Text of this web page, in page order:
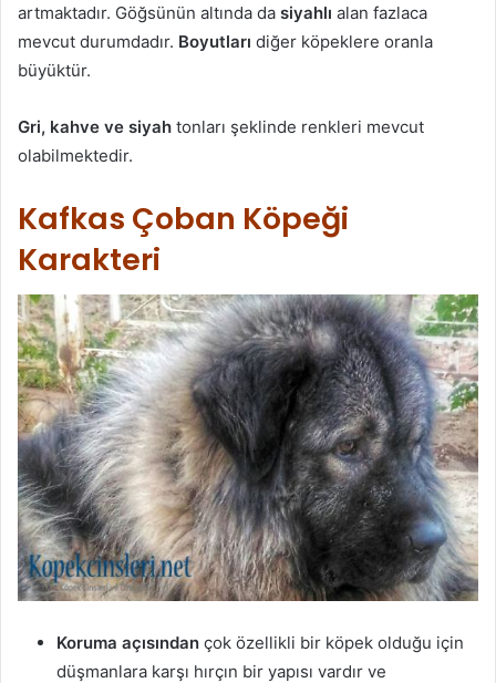
artmaktadır. Göğsünün altında da siyahlı alan fazlaca
mevcut durumdadır. Boyutları diğer köpeklere oranla
büyüktür.
Gri, kahve ve siyah tonları şeklinde renkleri mevcut
olabilmektedir.
Kafkas Çoban Köpeği
Karakteri
Koruma açısından çok özellikli bir köpek olduğu için
düşmanlara karşı hırçın bir yapısı vardır ve